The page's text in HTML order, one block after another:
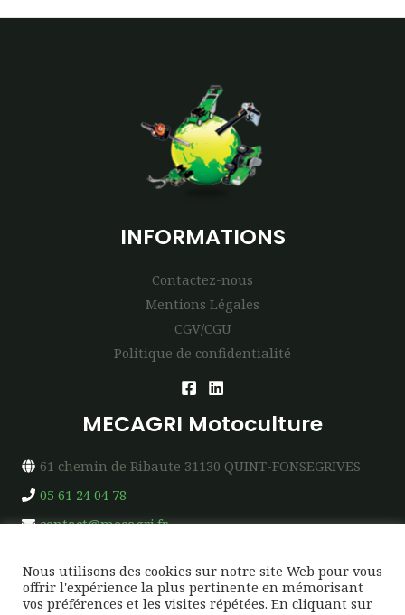
INFORMATIONS
Contactez-nous
Mentions Légales
CGV/CGU
Politique de confidentialité
MECAGRI Motoculture
61 chemin de Ribaute 31130 QUINT-FONSEGRIVES
05 61 24 04 78
contact@mecagri.fr
Nous utilisons des cookies sur notre site Web pour vous
offrir l'expérience la plus pertinente en mémorisant
vos préférences et les visites répétées. En cliquant sur